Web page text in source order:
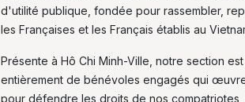
d'utilité publique, fondée pour rassembler,
les Françaises et les Français établis au
Présente à Hô Chi Minh-Ville, notre section
entièrement de bénévoles engagés qui
pour défendre les droits de nos compatriotes,